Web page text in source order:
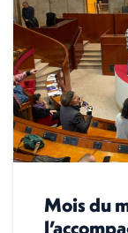
Mois du